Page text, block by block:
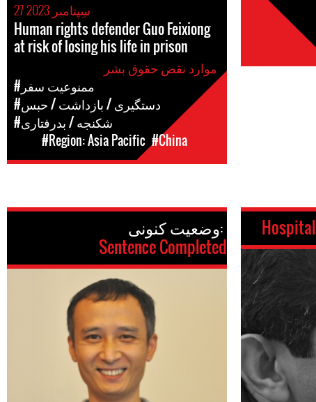
27 سِپتامبر 2023
Human rights defender Guo Feixiong
at risk of losing his life in prison
#ممنوعیت سفر
#دستگیری / بازداشت / حبس
#شکنجه / بدرفتاری
#Region: Asia Pacific #China
وضعیت کنونی:
Sentence Completed